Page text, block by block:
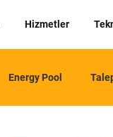
Hizmetler
Energy Pool